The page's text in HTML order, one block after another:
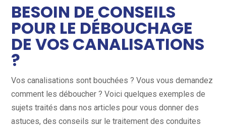
BESOIN DE CONSEILS
POUR LE DÉBOUCHAGE
DE VOS CANALISATIONS
?
Vos canalisations sont bouchées ? Vous vous demandez
comment les déboucher ? Voici quelques exemples de
sujets traités dans nos articles pour vous donner des
astuces, des conseils sur le traitement des conduites